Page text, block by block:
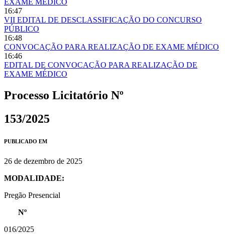
EXAME MÉDICO
16:47
VII EDITAL DE DESCLASSIFICAÇÃO DO CONCURSO
PÚBLICO
16:48
CONVOCAÇÃO PARA REALIZAÇÃO DE EXAME MÉDICO
16:46
EDITAL DE CONVOCAÇÃO PARA REALIZAÇÃO DE
EXAME MÉDICO
Processo Licitatório Nº
153/2025
PUBLICADO EM
26 de dezembro de 2025
MODALIDADE:
Pregão Presencial
Nº
016/2025